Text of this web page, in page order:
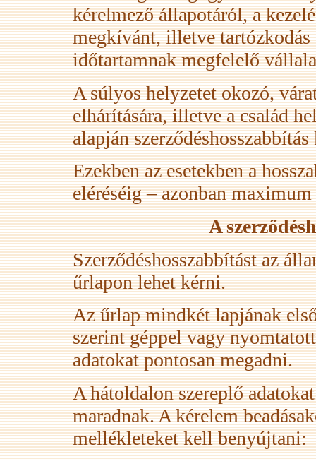
kérelmező állapotáról, a
megkívánt, illetve tartózkodás
időtartamnak megfelelő
A súlyos helyzetet okozó,
elhárítására, illetve a család
alapján
Ezekben az esetekben a
eléréséig – azonban
A
Szerződéshosszabbítást az
űrlapon lehet kérni.
Az űrlap mindkét lapjának
szerint géppel vagy
adatokat pontosan megadni.
A hátoldalon szereplő
maradnak. A kérelem
mellékleteket kell benyújtani: